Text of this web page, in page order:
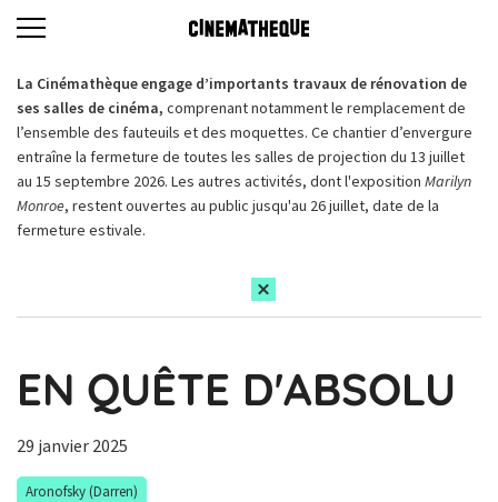
La Cinémathèque engage d’importants travaux de rénovation de
ses salles de cinéma, comprenant notamment le remplacement de
l’ensemble des fauteuils et des moquettes. Ce chantier d’envergure
entraîne la fermeture de toutes les salles de projection du 13 juillet
au 15 septembre 2026. Les autres activités, dont l'exposition Marilyn
Monroe, restent ouvertes au public jusqu'au 26 juillet, date de la
fermeture estivale.
EN QUÊTE D'ABSOLU
29 janvier 2025
Aronofsky (Darren)